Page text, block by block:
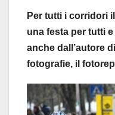
Per tutti i corridori
una festa per tutti
anche dall’autore
fotografie, il